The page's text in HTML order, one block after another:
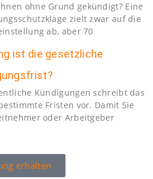
ohne Grund gekündigt? Eine
zielt zwar auf die
ab, aber 70
ist die gesetzliche
Kündigungen schreibt das
Fristen vor. Damit Sie
oder Arbeitgeber
erhalten